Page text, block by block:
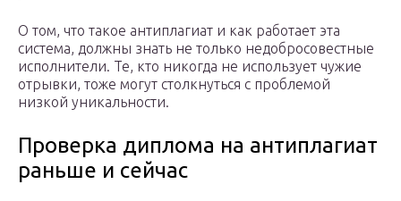
О том, что такое антиплагиат и как работает эта
система, должны знать не только недобросовестные
исполнители. Те, кто никогда не использует чужие
отрывки, тоже могут столкнуться с проблемой
низкой уникальности.
Проверка диплома на антиплагиат
раньше и сейчас